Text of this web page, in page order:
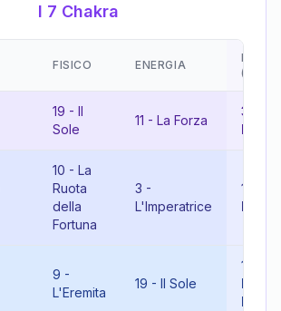
I 7 Chakra
FISICO ENERGIA
19 - Il
Sole
11 - La Forza
3
10 - La
Ruota
della
Fortuna
3 -
L'Imperatrice
13
Morte
9 -
L'Eremita
19 - Il Sole
10